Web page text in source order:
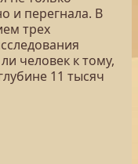
и перегнала. В
трех
человек к тому,
11 тысяч